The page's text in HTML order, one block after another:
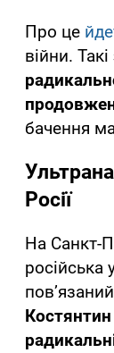
Про це
війни. Такі
бачення
Росії
На Санкт-
російська